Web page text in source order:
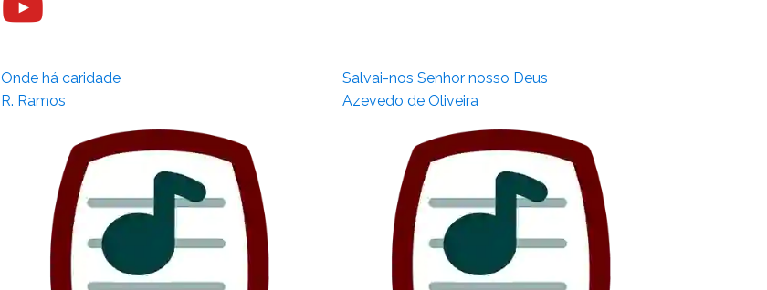
Onde há caridade
R. Ramos
Salvai-nos Senhor nosso Deus
Azevedo de Oliveira